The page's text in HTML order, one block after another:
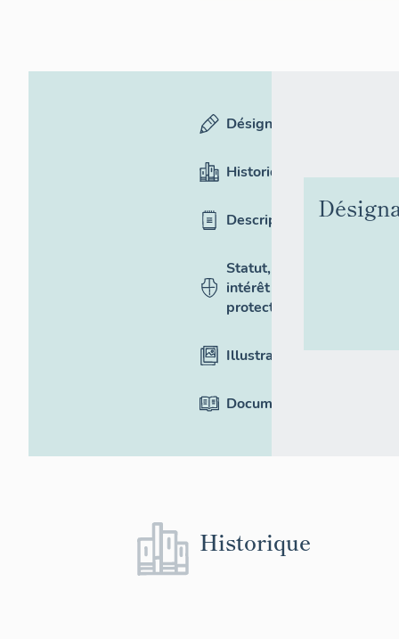
Désignation
Historique
Description
Statut,
intérêt et
protection
Illustrations
Documentation
Historique